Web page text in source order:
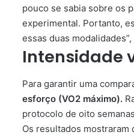
pouco se sabia sobre os
experimental. Portanto,
essas duas
Intensidade
Para garantir uma
esforço (VO2 máximo).
protocolo de oito
Os resultados mostraram